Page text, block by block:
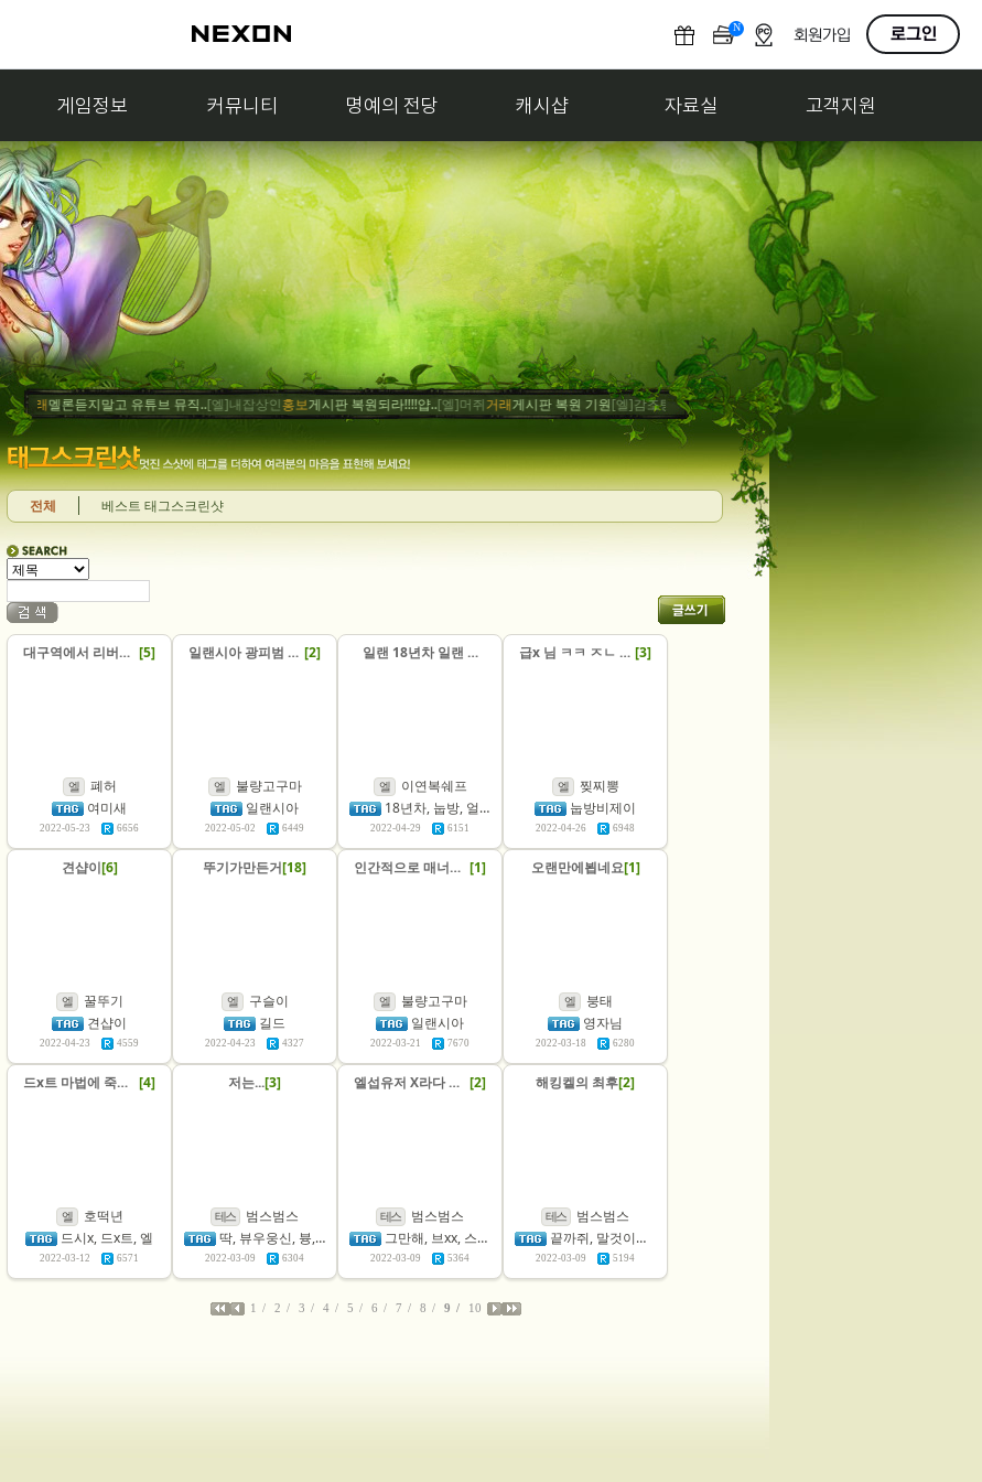
N
F
회원가입 로그인
게임정보 커뮤니티 명예의 전당 캐시샵 자료실 고객지원
거래멜론듣지말고 유튜브 뮤직..[엘]내잡상인홍보게시판 복원되라!!!!얍..[엘]머쥐거래게시판 복원 기원 [엘]감조탕홍보 사고팔기 게시판 만들어줘[엘]감조탕
전체 베스트 태그스크린샷
대구역에서 리버킥맞은얘 눕방.avi [5]
엘
폐허
여미새
2022-05-23 6656
일랜시아 광피범 and 비매 베이비 [2]
엘
불량고구마
일랜시아
2022-05-02 6449
일랜 18년차 일랜 2주차한테 누워버리내 ㅋㅋㅋㅋ
엘
이연복쉐프
18년차, 눕방, 얼탱이없다, 얼편, 잘가
2022-04-29 6151
급x 님 ㅋㅋ ㅈㄴ 비굴하시네요 ㅋㅋ [3]
엘
찢찌뽕
눕방비제이
2022-04-26 6948
견샵이[6]
엘
꿀뚜기
견샵이
2022-04-23 4559
뚜기가만든거[18]
엘
구슬이
길드
2022-04-23 4327
인간적으로 매너하면서 게임합시다. [1]
엘
불량고구마
일랜시아
2022-03-21 7670
오랜만에뵙네요[1]
엘
붕태
영자님
2022-03-18 6280
드x트 마법에 죽다.(마스) [4]
엘
호떡년
드시x, 드x트, 엘
2022-03-12 6571
저는...[3]
테스
범스범스
딱, 뷰우웅신, 븅, 피융신, 핑신
2022-03-09 6304
엘섭유저 X라다 스토커 [2]
테스
범스범스
그만해, 브xx, 스토킹좀, x라x, xx다
2022-03-09 5364
해킹켈의 최후[2]
테스
범스범스
끝까쥐, 말것이야, 음하하하, 하고 , 해킹을
2022-03-09 5194
1 2 3 4 5 6 7 8 9 10